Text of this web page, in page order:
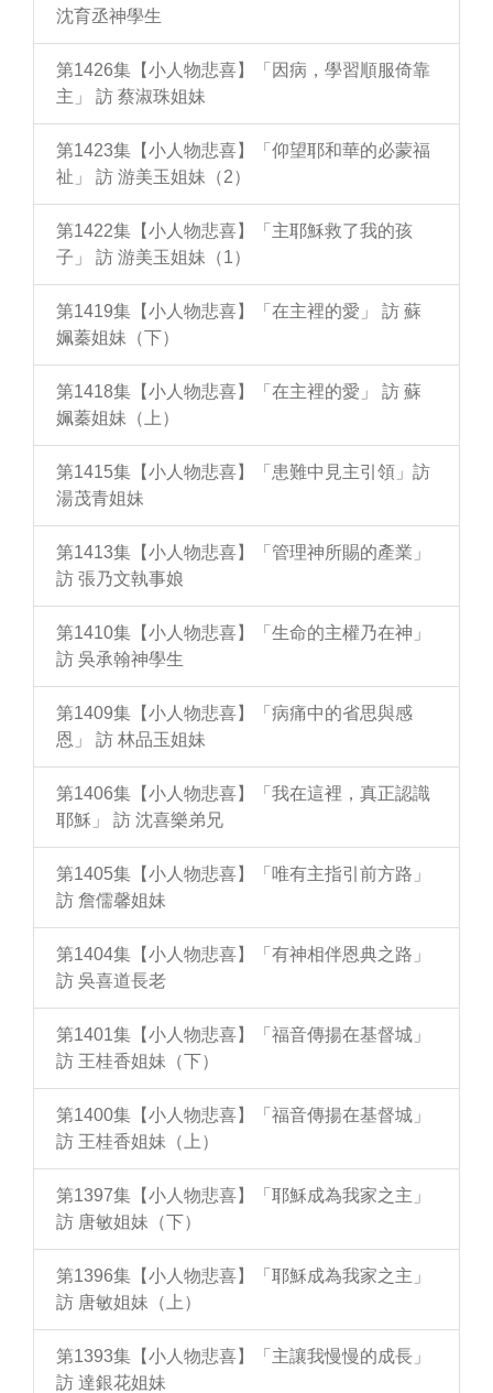
沈育丞神學生
第1426集【小人物悲喜】「因病，學習順服倚靠
主」 訪 蔡淑珠姐妹
第1423集【小人物悲喜】「仰望耶和華的必蒙福
祉」 訪 游美玉姐妹（2）
第1422集【小人物悲喜】「主耶穌救了我的孩
子」 訪 游美玉姐妹（1）
第1419集【小人物悲喜】「在主裡的愛」 訪 蘇
姵蓁姐妹（下）
第1418集【小人物悲喜】「在主裡的愛」 訪 蘇
姵蓁姐妹（上）
第1415集【小人物悲喜】「患難中見主引領」訪
湯茂青姐妹
第1413集【小人物悲喜】「管理神所賜的產業」
訪 張乃文執事娘
第1410集【小人物悲喜】「生命的主權乃在神」
訪 吳承翰神學生
第1409集【小人物悲喜】「病痛中的省思與感
恩」 訪 林品玉姐妹
第1406集【小人物悲喜】「我在這裡，真正認識
耶穌」 訪 沈喜樂弟兄
第1405集【小人物悲喜】「唯有主指引前方路」
訪 詹儒馨姐妹
第1404集【小人物悲喜】「有神相伴恩典之路」
訪 吳喜道長老
第1401集【小人物悲喜】「福音傳揚在基督城」
訪 王桂香姐妹（下）
第1400集【小人物悲喜】「福音傳揚在基督城」
訪 王桂香姐妹（上）
第1397集【小人物悲喜】「耶穌成為我家之主」
訪 唐敏姐妹（下）
第1396集【小人物悲喜】「耶穌成為我家之主」
訪 唐敏姐妹（上）
第1393集【小人物悲喜】「主讓我慢慢的成長」
訪 達銀花姐妹